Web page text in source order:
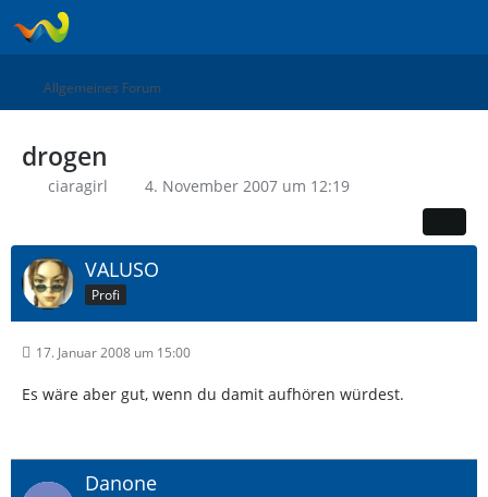
Allgemeines Forum
drogen
ciaragirl 4. November 2007 um 12:19
VALUSO
Profi
17. Januar 2008 um 15:00
Es wäre aber gut, wenn du damit aufhören würdest.
Danone